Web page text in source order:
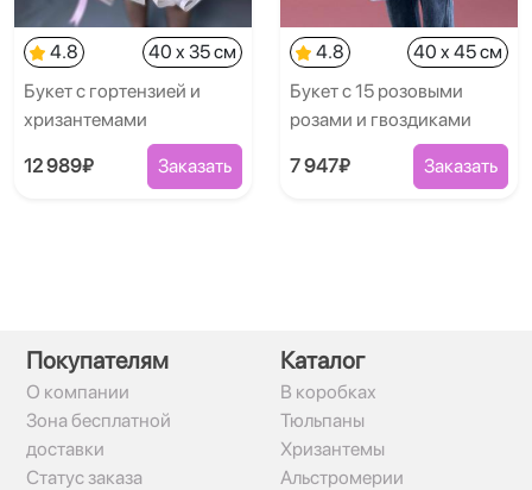
4.8
40 x 35 см
Букет с гортензией и
хризантемами
12 989₽ Заказать
4.8
40 x 45 см
Букет с 15 розовыми
розами и гвоздиками
7 947₽ Заказать
Покупателям
О компании
Зона бесплатной
доставки
Статус заказа
Каталог
В коробках
Тюльпаны
Хризантемы
Альстромерии